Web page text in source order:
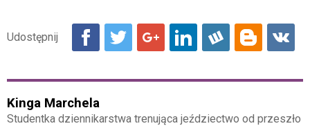
Kinga Marchela
Studentka dziennikarstwa trenująca jeździectwo od przeszło